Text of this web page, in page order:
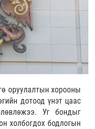
оруулалтын хорооны
дотоод үнэт цаас
Уг бондыг
холбогдох бодлогын